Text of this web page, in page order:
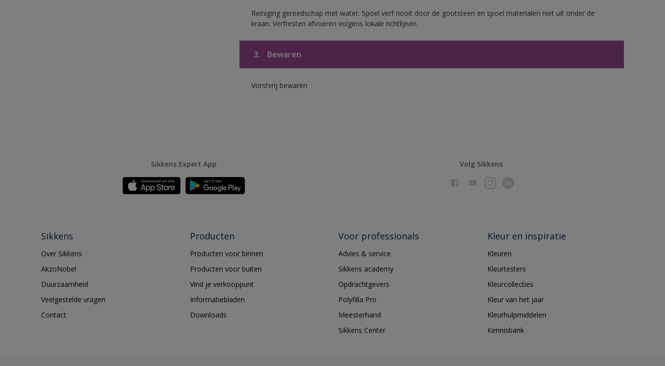
Reiniging gereedschap met water. Spoel verf nooit door de gootsteen en spoel materialen niet uit onder de
kraan. Verfresten afvoeren volgens lokale richtlijnen.
3. Bewaren
Vorstvrij bewaren
Sikkens Expert App Volg Sikkens
Sikkens
Over Sikkens
AkzoNobel
Duurzaamheid
Veelgestelde vragen
Contact
Producten
Producten voor binnen
Producten voor buiten
Vind je verkooppunt
Informatiebladen
Downloads
Voor professionals
Advies & service
Sikkens academy
Opdrachtgevers
Polyfilla Pro
Meesterhand
Sikkens Center
Kleur en inspiratie
Kleuren
Kleurtesters
Kleurcollecties
Kleur van het jaar
Kleurhulpmiddelen
Kennisbank